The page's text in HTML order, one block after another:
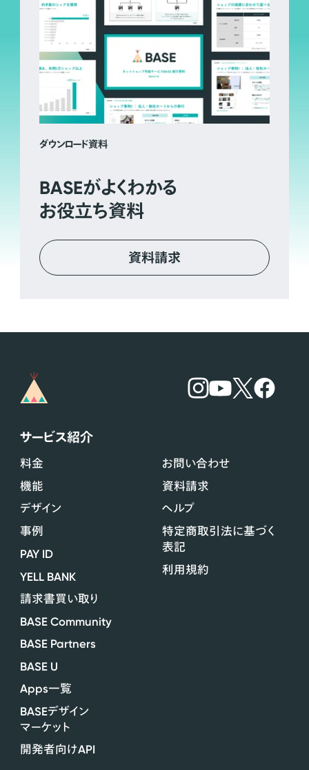
ダウンロード資料
BASEがよくわかる
お役立ち資料
資料請求
サービス紹介
料金
機能
デザイン
事例
PAY ID
YELL BANK
請求書買い取り
BASE Community
BASE Partners
BASE U
Apps一覧
BASEデザイン
マーケット
開発者向けAPI
お問い合わせ
資料請求
ヘルプ
特定商取引法に基づく
表記
利用規約